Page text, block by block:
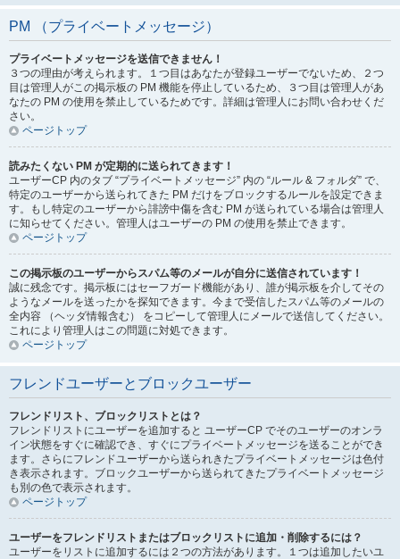
PM （プライベートメッセージ）
プライベートメッセージを送信できません！
３つの理由が考えられます。１つ目はあなたが登録ユーザーでないため、２つ
目は管理人がこの掲示板の PM 機能を停止しているため、３つ目は管理人があ
なたの PM の使用を禁止しているためです。詳細は管理人にお問い合わせくだ
さい。
ページトップ
読みたくない PM が定期的に送られてきます！
ユーザーCP 内のタブ “プライベートメッセージ” 内の “ルール & フォルダ” で、
特定のユーザーから送られてきた PM だけをブロックするルールを設定できま
す。もし特定のユーザーから誹謗中傷を含む PM が送られている場合は管理人
に知らせてください。管理人はユーザーの PM の使用を禁止できます。
ページトップ
この掲示板のユーザーからスパム等のメールが自分に送信されています！
誠に残念です。掲示板にはセーフガード機能があり、誰が掲示板を介してその
ようなメールを送ったかを探知できます。今まで受信したスパム等のメールの
全内容 （ヘッダ情報含む） をコピーして管理人にメールで送信してください。
これにより管理人はこの問題に対処できます。
ページトップ
フレンドユーザーとブロックユーザー
フレンドリスト、ブロックリストとは？
フレンドリストにユーザーを追加すると ユーザーCP でそのユーザーのオンラ
イン状態をすぐに確認でき、すぐにプライベートメッセージを送ることができ
ます。さらにフレンドユーザーから送られきたプライベートメッセージは色付
き表示されます。ブロックユーザーから送られてきたプライベートメッセージ
も別の色で表示されます。
ページトップ
ユーザーをフレンドリストまたはブロックリストに追加・削除するには？
ユーザーをリストに追加するには２つの方法があります。１つは追加したいユ